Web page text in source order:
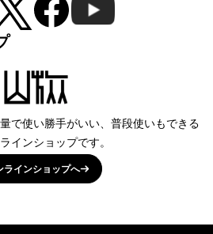
で使い勝手がいい、普段使いもできる
インショップです。
ラインショップへ